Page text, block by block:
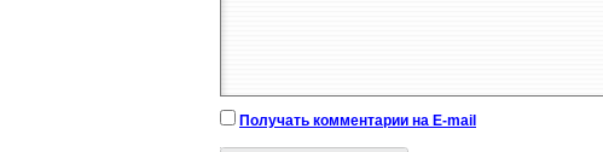
Получать комментарии на E-mail